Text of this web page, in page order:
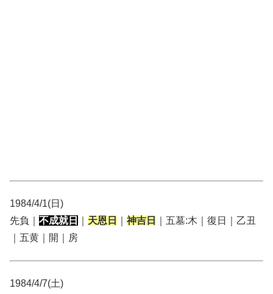
1984/4/1(日)
先負｜ 不成就日 天恩日 神吉日
｜五墓:木｜復日｜乙丑
｜五黄｜開｜房
1984/4/7(土)